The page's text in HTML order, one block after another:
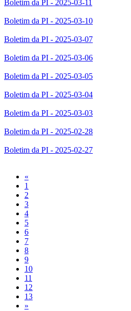
Boletim da PI - 2025-03-11
Boletim da PI - 2025-03-10
Boletim da PI - 2025-03-07
Boletim da PI - 2025-03-06
Boletim da PI - 2025-03-05
Boletim da PI - 2025-03-04
Boletim da PI - 2025-03-03
Boletim da PI - 2025-02-28
Boletim da PI - 2025-02-27
«
1
2
3
4
5
6
7
8
9
10
11
12
13
»